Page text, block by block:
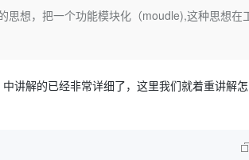
思想，把一个功能模块化（moudle),这种思想在
讲解的已经非常详细了，这里我们就着重讲解
最新旗舰模型，长程编程与推理利器
旗舰 MoE 大模型，百万上下文与顶尖推理能力
让文字生成流
图生视频，流
基于千问大模型等，支持代码智能生成、研发智能问答
短信服务
Code + GStack 打造工程团队 低代码高效构
公，限时限量积分加倍 NEW
域名，送备案服务码
AI 建站
AI助力短剧漫
验
全能环境
Ubuntu
Salesforce
计划
力时刻